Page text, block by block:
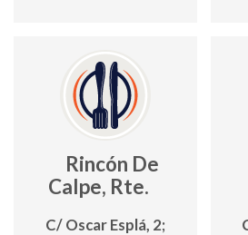
Rincón De
Calpe, Rte.
C/ Oscar Esplá, 2;